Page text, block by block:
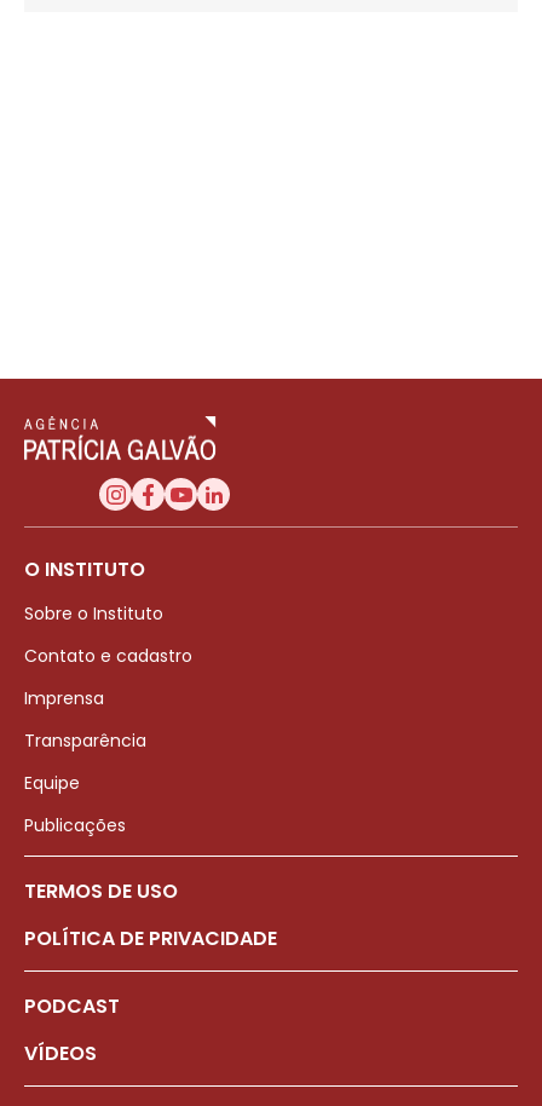
O INSTITUTO
Sobre o Instituto
Contato e cadastro
Imprensa
Transparência
Equipe
Publicações
TERMOS DE USO
POLÍTICA DE PRIVACIDADE
PODCAST
VÍDEOS